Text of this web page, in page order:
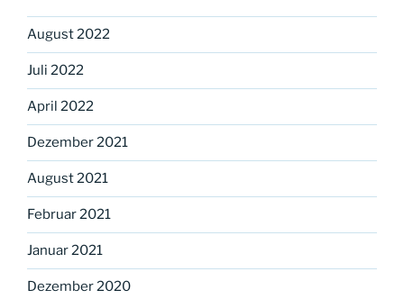
August 2022
Juli 2022
April 2022
Dezember 2021
August 2021
Februar 2021
Januar 2021
Dezember 2020